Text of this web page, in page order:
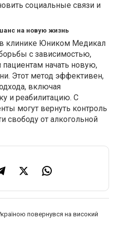
социальные связи и
на новую жизнь
клинике Юником Медикал
с зависимостью,
начать новую,
Этот метод эффективен,
включая
и реабилитацию. С
могут вернуть контроль
свободу от алкогольной
повернувся на високий